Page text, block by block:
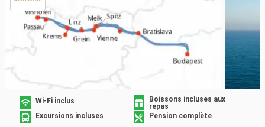
Wi-Fi inclus
Boissons incluses aux
repas
Excursions incluses
Pension complète